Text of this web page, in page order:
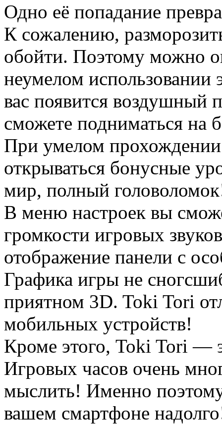
Одно её попадание
К сожалению,
обойти. Поэтому можно
неумелом
вас появится воздушный
сможете подниматься на
При умелом
открываться бонусные
мир, полный
В меню настроек вы
громкости игровых
отображение панели с
Графика игры не
приятном 3D. Toki Tori
мобильных устройств!
Кроме этого, Toki Tori —
Игровых часов очень
мыслить! Именно
вашем смартфоне